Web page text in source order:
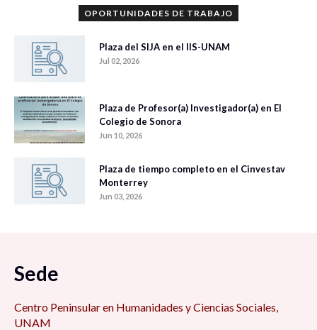
OPORTUNIDADES DE TRABAJO
Plaza del SIJA en el IIS-UNAM
Jul 02, 2026
Plaza de Profesor(a) Investigador(a) en El
Colegio de Sonora
Jun 10, 2026
Plaza de tiempo completo en el Cinvestav
Monterrey
Jun 03, 2026
Sede
Centro Peninsular en Humanidades y Ciencias Sociales,
UNAM